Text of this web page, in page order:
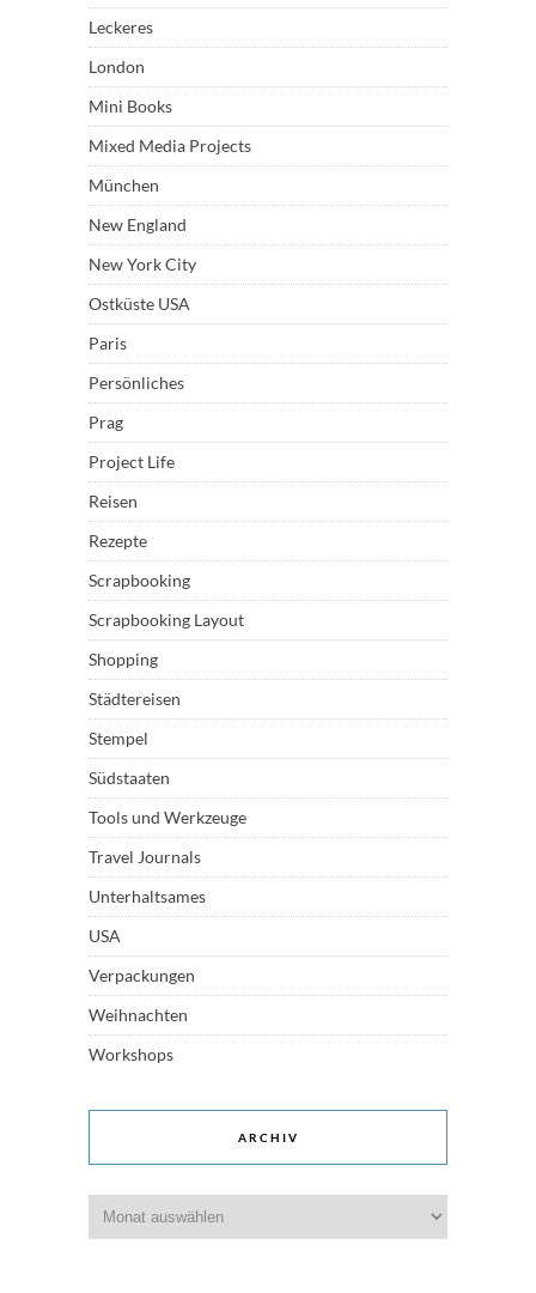
Leckeres
London
Mini Books
Mixed Media Projects
München
New England
New York City
Ostküste USA
Paris
Persönliches
Prag
Project Life
Reisen
Rezepte
Scrapbooking
Scrapbooking Layout
Shopping
Städtereisen
Stempel
Südstaaten
Tools und Werkzeuge
Travel Journals
Unterhaltsames
USA
Verpackungen
Weihnachten
Workshops
ARCHIV